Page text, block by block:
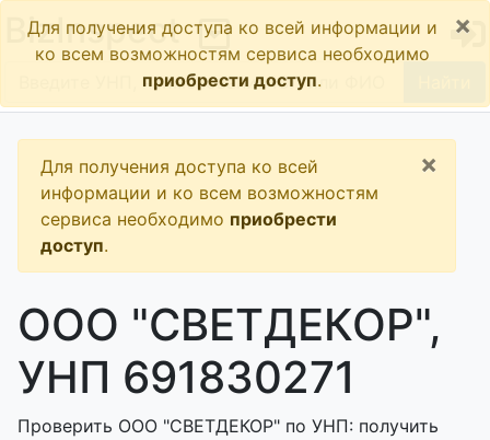
BizInspect
Для получения доступа ко всей информации и
ко всем возможностям сервиса необходимо
приобрести доступ.
×
Для получения доступа ко всей
информации и ко всем возможностям
сервиса необходимо приобрести
доступ.
×
ООО "СВЕТДЕКОР",
УНП 691830271
Проверить ООО "СВЕТДЕКОР" по УНП: получить